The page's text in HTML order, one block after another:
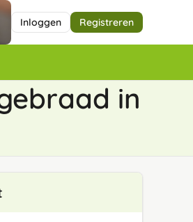
Inloggen Registreren
in